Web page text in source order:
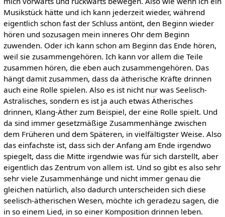
Musikstück hätte und ich kann jederzeit wieder, während
eigentlich schon fast der Schluss antönt, den Beginn wieder
hören und sozusagen mein inneres Ohr dem Beginn
zuwenden. Oder ich kann schon am Beginn das Ende hören,
weil sie zusammengehören. Ich kann vor allem die Teile
zusammen hören, die eben auch zusammengehören. Das
hängt damit zusammen, dass da ätherische Kräfte drinnen
auch eine Rolle spielen. Also es ist nicht nur was Seelisch-
Astralisches, sondern es ist ja auch etwas Ätherisches
drinnen, Klang-Äther zum Beispiel, der eine Rolle spielt. Und
da sind immer gesetzmäßige Zusammenhänge zwischen
dem Früheren und dem Späteren, in vielfältigster Weise. Also
das einfachste ist, dass sich der Anfang am Ende irgendwo
spiegelt, dass die Mitte irgendwie was für sich darstellt, aber
eigentlich das Zentrum von allem ist. Und so gibt es also sehr
sehr viele Zusammenhänge und nicht immer genau die
gleichen natürlich, also dadurch unterscheiden sich diese
seelisch-ätherischen Wesen, möchte ich geradezu sagen, die
in so einem Lied, in so einer Komposition drinnen leben.